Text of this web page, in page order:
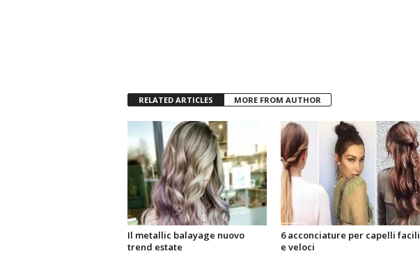
RELATED ARTICLES MORE FROM AUTHOR
Il metallic balayage nuovo
trend estate
6 acconciature per capelli facili
e veloci